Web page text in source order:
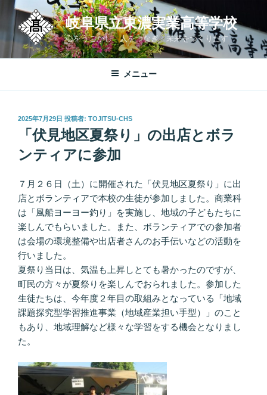
テ
ス
岐阜県立東濃実業高等学校
心をうごかし 人をつなぎ 未来をつくりだす
メニュー
投
2025年7月29日 投稿者: TOJITSU-CHS
「伏見地区夏祭り」の出店とボラ
ンティアに参加
７月２６日（土）に開催された「伏見地区夏祭り」に出
店とボランティアで本校の生徒が参加しました。商業科
は「風船ヨーヨー釣り」を実施し、地域の子どもたちに
楽しんでもらいました。また、ボランティアでの参加者
は会場の環境整備や出店者さんのお手伝いなどの活動を
行いました。
夏祭り当日は、気温も上昇しとても暑かったのですが、
町民の方々が夏祭りを楽しんでおられました。参加した
生徒たちは、今年度２年目の取組みとなっている「地域
課題探究型学習推進事業（地域産業担い手型）」のこと
もあり、地域理解など様々な学習をする機会となりまし
た。